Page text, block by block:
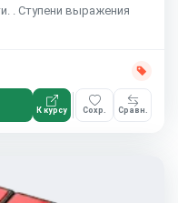
. Ступени выражения
К курсу Сохр. Сравн.